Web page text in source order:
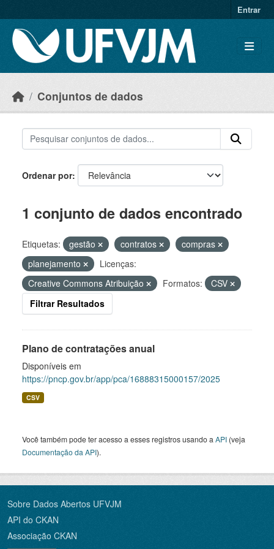
Entrar
Conjuntos de dados
Ordenar por
1 conjunto de dados encontrado
Etiquetas: gestão contratos
compras
planejamento
Licenças:
Creative Commons Atribuição
Formatos:
CSV
Filtrar Resultados
Plano de contratações anual
Disponíveis em
https://pncp.gov.br/app/pca/16888315000157/2025
CSV
Você também pode ter acesso a esses registros usando a API (veja
Documentação da API).
Sobre Dados Abertos UFVJM
API do CKAN
Associação CKAN